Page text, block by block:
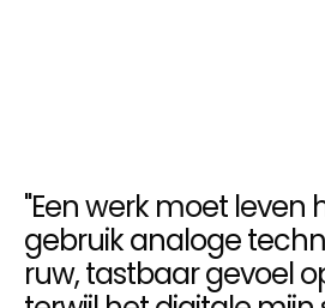
"Een werk moet leven
gebruik analoge
ruw, tastbaar gevoel